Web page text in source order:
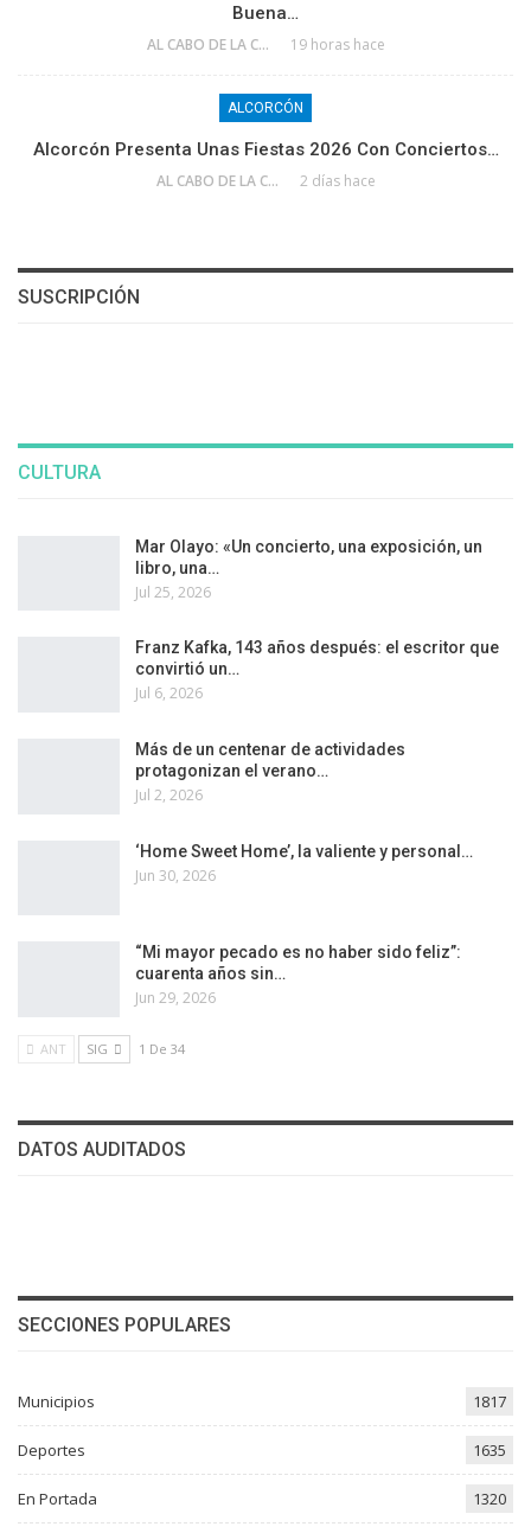
Buena…
AL CABO DE LA CALLE 19 horas hace
ALCORCÓN
Alcorcón Presenta Unas Fiestas 2026 Con Conciertos…
AL CABO DE LA CALLE 2 días hace
SUSCRIPCIÓN
CULTURA
Mar Olayo: «Un concierto, una exposición, un
libro, una…
Jul 25, 2026
Franz Kafka, 143 años después: el escritor que
convirtió un…
Jul 6, 2026
Más de un centenar de actividades
protagonizan el verano…
Jul 2, 2026
‘Home Sweet Home’, la valiente y personal…
Jun 30, 2026
“Mi mayor pecado es no haber sido feliz”:
cuarenta años sin…
Jun 29, 2026
ANT SIG 1 De 34
DATOS AUDITADOS
SECCIONES POPULARES
Municipios 1817
Deportes 1635
En Portada 1320